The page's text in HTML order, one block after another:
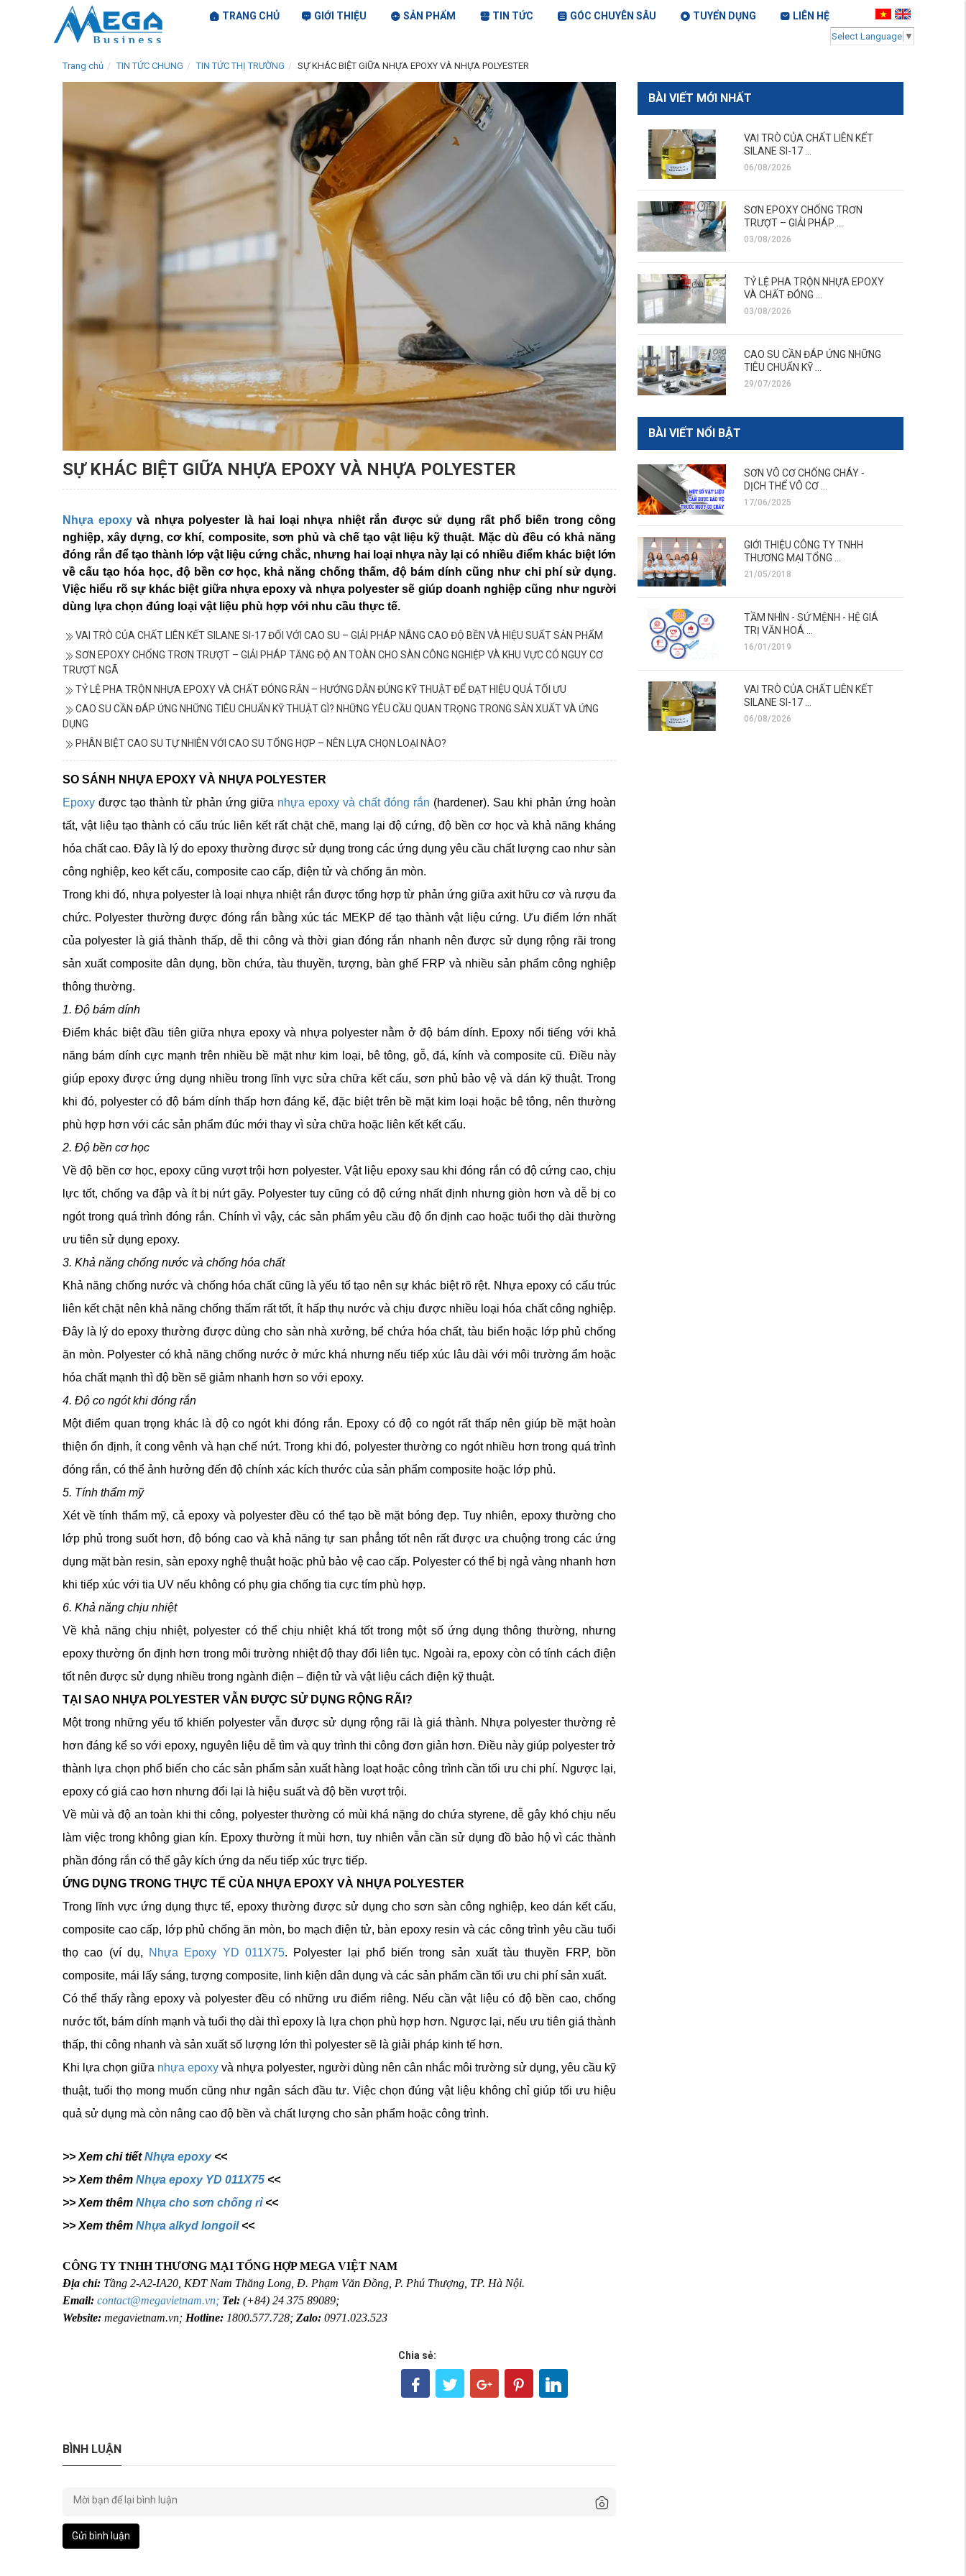
TRANG CHỦ GIỚI THIỆU SẢN PHẨM TIN TỨC GÓC CHUYÊN SÂU TUYỂN DỤNG LIÊN HỆ
Select Language ▼
Trang chủ TIN TỨC CHUNG TIN TỨC THỊ TRƯỜNG SỰ KHÁC BIỆT GIỮA NHỰA EPOXY VÀ NHỰA POLYESTER
SỰ KHÁC BIỆT GIỮA NHỰA EPOXY VÀ NHỰA POLYESTER
Nhựa epoxyvà nhựa polyester là hai loại nhựa nhiệt rắn được sử dụng rất phổ biến trong công
nghiệp, xây dựng, cơ khí, composite, sơn phủ và chế tạo vật liệu kỹ thuật. Mặc dù đều có khả năng
đóng rắn để tạo thành lớp vật liệu cứng chắc, nhưng hai loại nhựa này lại có nhiều điểm khác biệt lớn
về cấu tạo hóa học, độ bền cơ học, khả năng chống thấm, độ bám dính cũng như chi phí sử dụng.
Việc hiểu rõ sự khác biệt giữa nhựa epoxy và nhựa polyester sẽ giúp doanh nghiệp cũng như người
dùng lựa chọn đúng loại vật liệu phù hợp với nhu cầu thực tế.
VAI TRÒ CỦA CHẤT LIÊN KẾT SILANE SI-17 ĐỐI VỚI CAO SU – GIẢI PHÁP NÂNG CAO ĐỘ BỀN VÀ HIỆU SUẤT SẢN PHẨM
SƠN EPOXY CHỐNG TRƠN TRƯỢT – GIẢI PHÁP TĂNG ĐỘ AN TOÀN CHO SÀN CÔNG NGHIỆP VÀ KHU VỰC CÓ NGUY CƠ
TRƯỢT NGÃ
TỶ LỆ PHA TRỘN NHỰA EPOXY VÀ CHẤT ĐÓNG RẮN – HƯỚNG DẪN ĐÚNG KỸ THUẬT ĐỂ ĐẠT HIỆU QUẢ TỐI ƯU
CAO SU CẦN ĐÁP ỨNG NHỮNG TIÊU CHUẨN KỸ THUẬT GÌ? NHỮNG YÊU CẦU QUAN TRỌNG TRONG SẢN XUẤT VÀ ỨNG
DỤNG
PHÂN BIỆT CAO SU TỰ NHIÊN VỚI CAO SU TỔNG HỢP – NÊN LỰA CHỌN LOẠI NÀO?
SO SÁNH NHỰA EPOXY VÀ NHỰA POLYESTER
Epoxy được tạo thành từ phản ứng giữa nhựa epoxy và chất đóng rắn (hardener). Sau khi phản ứng hoàn
tất, vật liệu tạo thành có cấu trúc liên kết rất chặt chẽ, mang lại độ cứng, độ bền cơ học và khả năng kháng
hóa chất cao. Đây là lý do epoxy thường được sử dụng trong các ứng dụng yêu cầu chất lượng cao như sàn
công nghiệp, keo kết cấu, composite cao cấp, điện tử và chống ăn mòn.
Trong khi đó, nhựa polyester là loại nhựa nhiệt rắn được tổng hợp từ phản ứng giữa axit hữu cơ và rượu đa
chức. Polyester thường được đóng rắn bằng xúc tác MEKP để tạo thành vật liệu cứng. Ưu điểm lớn nhất
của polyester là giá thành thấp, dễ thi công và thời gian đóng rắn nhanh nên được sử dụng rộng rãi trong
sản xuất composite dân dụng, bồn chứa, tàu thuyền, tượng, bàn ghế FRP và nhiều sản phẩm công nghiệp
thông thường.
1. Độ bám dính
Điểm khác biệt đầu tiên giữa nhựa epoxy và nhựa polyester nằm ở độ bám dính. Epoxy nổi tiếng với khả
năng bám dính cực mạnh trên nhiều bề mặt như kim loại, bê tông, gỗ, đá, kính và composite cũ. Điều này
giúp epoxy được ứng dụng nhiều trong lĩnh vực sửa chữa kết cấu, sơn phủ bảo vệ và dán kỹ thuật. Trong
khi đó, polyester có độ bám dính thấp hơn đáng kể, đặc biệt trên bề mặt kim loại hoặc bê tông, nên thường
phù hợp hơn với các sản phẩm đúc mới thay vì sửa chữa hoặc liên kết kết cấu.
2. Độ bền cơ học
Về độ bền cơ học, epoxy cũng vượt trội hơn polyester. Vật liệu epoxy sau khi đóng rắn có độ cứng cao, chịu
lực tốt, chống va đập và ít bị nứt gãy. Polyester tuy cũng có độ cứng nhất định nhưng giòn hơn và dễ bị co
ngót trong quá trình đóng rắn. Chính vì vậy, các sản phẩm yêu cầu độ ổn định cao hoặc tuổi thọ dài thường
ưu tiên sử dụng epoxy.
3. Khả năng chống nước và chống hóa chất
Khả năng chống nước và chống hóa chất cũng là yếu tố tạo nên sự khác biệt rõ rệt. Nhựa epoxy có cấu trúc
liên kết chặt nên khả năng chống thấm rất tốt, ít hấp thụ nước và chịu được nhiều loại hóa chất công nghiệp.
Đây là lý do epoxy thường được dùng cho sàn nhà xưởng, bể chứa hóa chất, tàu biển hoặc lớp phủ chống
ăn mòn. Polyester có khả năng chống nước ở mức khá nhưng nếu tiếp xúc lâu dài với môi trường ẩm hoặc
hóa chất mạnh thì độ bền sẽ giảm nhanh hơn so với epoxy.
4. Độ co ngót khi đóng rắn
Một điểm quan trọng khác là độ co ngót khi đóng rắn. Epoxy có độ co ngót rất thấp nên giúp bề mặt hoàn
thiện ổn định, ít cong vênh và hạn chế nứt. Trong khi đó, polyester thường co ngót nhiều hơn trong quá trình
đóng rắn, có thể ảnh hưởng đến độ chính xác kích thước của sản phẩm composite hoặc lớp phủ.
5. Tính thẩm mỹ
Xét về tính thẩm mỹ, cả epoxy và polyester đều có thể tạo bề mặt bóng đẹp. Tuy nhiên, epoxy thường cho
lớp phủ trong suốt hơn, độ bóng cao và khả năng tự san phẳng tốt nên rất được ưa chuộng trong các ứng
dụng mặt bàn resin, sàn epoxy nghệ thuật hoặc phủ bảo vệ cao cấp. Polyester có thể bị ngả vàng nhanh hơn
khi tiếp xúc với tia UV nếu không có phụ gia chống tia cực tím phù hợp.
6. Khả năng chịu nhiệt
Về khả năng chịu nhiệt, polyester có thể chịu nhiệt khá tốt trong một số ứng dụng thông thường, nhưng
epoxy thường ổn định hơn trong môi trường nhiệt độ thay đổi liên tục. Ngoài ra, epoxy còn có tính cách điện
tốt nên được sử dụng nhiều trong ngành điện – điện tử và vật liệu cách điện kỹ thuật.
TẠI SAO NHỰA POLYESTER VẪN ĐƯỢC SỬ DỤNG RỘNG RÃI?
Một trong những yếu tố khiến polyester vẫn được sử dụng rộng rãi là giá thành. Nhựa polyester thường rẻ
hơn đáng kể so với epoxy, nguyên liệu dễ tìm và quy trình thi công đơn giản hơn. Điều này giúp polyester trở
thành lựa chọn phổ biến cho các sản phẩm sản xuất hàng loạt hoặc công trình cần tối ưu chi phí. Ngược lại,
epoxy có giá cao hơn nhưng đổi lại là hiệu suất và độ bền vượt trội.
Về mùi và độ an toàn khi thi công, polyester thường có mùi khá nặng do chứa styrene, dễ gây khó chịu nếu
làm việc trong không gian kín. Epoxy thường ít mùi hơn, tuy nhiên vẫn cần sử dụng đồ bảo hộ vì các thành
phần đóng rắn có thể gây kích ứng da nếu tiếp xúc trực tiếp.
ỨNG DỤNG TRONG THỰC TẾ CỦA NHỰA EPOXY VÀ NHỰA POLYESTER
Trong lĩnh vực ứng dụng thực tế, epoxy thường được sử dụng cho sơn sàn công nghiệp, keo dán kết cấu,
composite cao cấp, lớp phủ chống ăn mòn, bo mạch điện tử, bàn epoxy resin và các công trình yêu cầu tuổi
thọ cao (ví dụ,
Nhựa Epoxy YD 011X75. Polyester lại phổ biến trong sản xuất tàu thuyền FRP, bồn
composite, mái lấy sáng, tượng composite, linh kiện dân dụng và các sản phẩm cần tối ưu chi phí sản xuất.
Có thể thấy rằng epoxy và polyester đều có những ưu điểm riêng. Nếu cần vật liệu có độ bền cao, chống
nước tốt, bám dính mạnh và tuổi thọ dài thì epoxy là lựa chọn phù hợp hơn. Ngược lại, nếu ưu tiên giá thành
thấp, thi công nhanh và sản xuất số lượng lớn thì polyester sẽ là giải pháp kinh tế hơn.
Khi lựa chọn giữa nhựa epoxy và nhựa polyester, người dùng nên cân nhắc môi trường sử dụng, yêu cầu kỹ
thuật, tuổi thọ mong muốn cũng như ngân sách đầu tư. Việc chọn đúng vật liệu không chỉ giúp tối ưu hiệu
quả sử dụng mà còn nâng cao độ bền và chất lượng cho sản phẩm hoặc công trình.
>> Xem chi tiếtNhựa epoxy<<
>> Xem thêm Nhựa epoxy YD 011X75 <<
>> Xem thêm Nhựa cho sơn chống rỉ<<
>> Xem thêm Nhựa alkyd longoil<<
CÔNG TY TNHH THƯƠNG MẠI TỔNG HỢP MEGA VIỆT NAM
Địa chỉ: Tầng 2-A2-IA20, KĐT Nam Thăng Long, Đ. Phạm Văn Đồng, P. Phú Thượng, TP. Hà Nội.
Email: contact@megavietnam.vn; Tel: (+84) 24 375 89089;
Website: megavietnam.vn; Hotline: 1800.577.728; Zalo: 0971.023.523
Chia sẻ:
BÌNH LUẬN
Gửi bình luận
BÀI VIẾT MỚI NHẤT
VAI TRÒ CỦA CHẤT LIÊN KẾT
SILANE SI-17 ...
06/08/2026
SƠN EPOXY CHỐNG TRƠN
TRƯỢT – GIẢI PHÁP ...
03/08/2026
TỶ LỆ PHA TRỘN NHỰA EPOXY
VÀ CHẤT ĐÓNG ...
03/08/2026
CAO SU CẦN ĐÁP ỨNG NHỮNG
TIÊU CHUẨN KỸ ...
29/07/2026
BÀI VIẾT NỔI BẬT
SƠN VÔ CƠ CHỐNG CHÁY -
DỊCH THỂ VÔ CƠ ...
17/06/2025
GIỚI THIỆU CÔNG TY TNHH
THƯƠNG MẠI TỔNG ...
21/05/2018
TẦM NHÌN - SỨ MỆNH - HỆ GIÁ
TRỊ VĂN HOÁ ...
16/01/2019
VAI TRÒ CỦA CHẤT LIÊN KẾT
SILANE SI-17 ...
06/08/2026